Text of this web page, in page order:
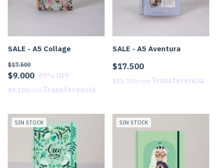
SALE - A5 Collage
$9.000
$17.500
49% OFF
$8.100 con
SALE - A5 Aventura
$17.500
$15.750 con
SIN STOCK SIN STOCK